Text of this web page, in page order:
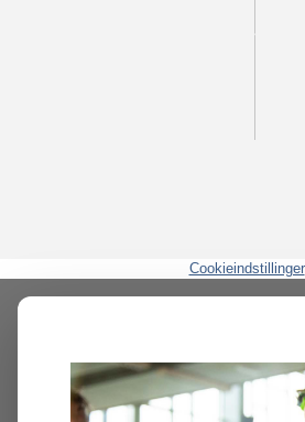
Cookieindstillinger